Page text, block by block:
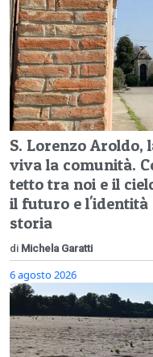
S. Lorenzo Aroldo,
viva la comunità.
tetto tra noi e il
il futuro e l'identità
storia
di Michela Garatti
6 agosto 2026